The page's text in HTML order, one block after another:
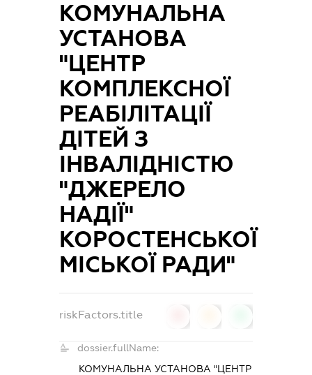
КОМУНАЛЬНА
УСТАНОВА
"ЦЕНТР
КОМПЛЕКСНОЇ
РЕАБІЛІТАЦІЇ
ДІТЕЙ З
ІНВАЛІДНІСТЮ
"ДЖЕРЕЛО
НАДІЇ"
КОРОСТЕНСЬКОЇ
МІСЬКОЇ РАДИ"
riskFactors.title
dossier.fullName:
КОМУНАЛЬНА УСТАНОВА "ЦЕНТР